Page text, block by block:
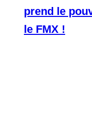
prend le
le FMX !